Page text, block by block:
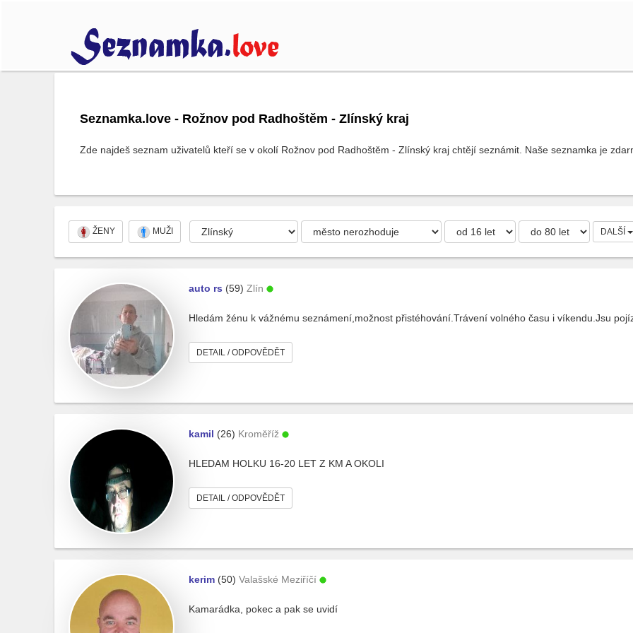
Seznamka.love - Rožnov pod Radhoštěm - Zlínský kraj
Zde najdeš seznam uživatelů kteří se v okolí Rožnov pod Radhoštěm - Zlínský kraj chtějí seznámit. Naše seznamka je
ŽENY MUŽI DALŠÍ
auto rs (59) Zlín
Hledám žénu k vážnému seznámení,možnost přistéhování.Trávení volného času i víkendu.Jsu
DETAIL / ODPOVĚDĚT
kamil (26) Kroměříž
HLEDAM HOLKU 16-20 LET Z KM A OKOLI
DETAIL / ODPOVĚDĚT
kerim (50) Valašské Meziříčí
Kamarádka, pokec a pak se uvidí